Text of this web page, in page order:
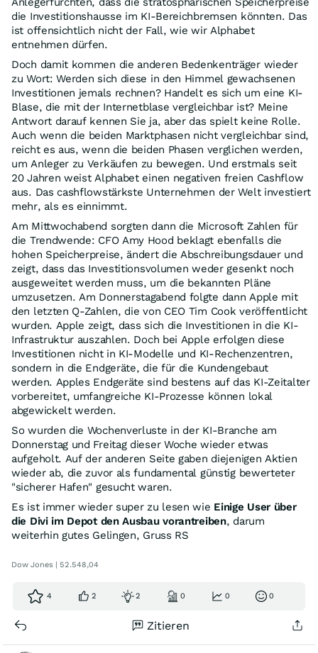
die Investitionshausse im KI-Bereichbremsen könnten. Das
ist offensichtlich nicht der Fall, wie wir Alphabet
entnehmen dürfen.
Doch damit kommen die anderen Bedenkenträger wieder
zu Wort: Werden sich diese in den Himmel gewachsenen
Investitionen jemals rechnen? Handelt es sich um eine KI-
Blase, die mit der Internetblase vergleichbar ist? Meine
Antwort darauf kennen Sie ja, aber das spielt keine Rolle.
Auch wenn die beiden Marktphasen nicht vergleichbar sind,
reicht es aus, wenn die beiden Phasen verglichen werden,
um Anleger zu Verkäufen zu bewegen. Und erstmals seit
20 Jahren weist Alphabet einen negativen freien Cashflow
aus. Das cashflowstärkste Unternehmen der Welt investiert
mehr, als es einnimmt.
Am Mittwochabend sorgten dann die Microsoft Zahlen für
die Trendwende: CFO Amy Hood beklagt ebenfalls die
hohen Speicherpreise, ändert die Abschreibungsdauer und
zeigt, dass das Investitionsvolumen weder gesenkt noch
ausgeweitet werden muss, um die bekannten Pläne
umzusetzen. Am Donnerstagabend folgte dann Apple mit
den letzten Q-Zahlen, die von CEO Tim Cook veröffentlicht
wurden. Apple zeigt, dass sich die Investitionen in die KI-
Infrastruktur auszahlen. Doch bei Apple erfolgen diese
Investitionen nicht in KI-Modelle und KI-Rechenzentren,
sondern in die Endgeräte, die für die Kundengebaut
werden. Apples Endgeräte sind bestens auf das KI-Zeitalter
vorbereitet, umfangreiche KI-Prozesse können lokal
abgewickelt werden.
So wurden die Wochenverluste in der KI-Branche am
Donnerstag und Freitag dieser Woche wieder etwas
aufgeholt. Auf der anderen Seite gaben diejenigen Aktien
wieder ab, die zuvor als fundamental günstig bewerteter
"sicherer Hafen" gesucht waren.
Es ist immer wieder super zu lesen wie Einige User über
die Divi im Depot den Ausbau vorantreiben, darum
weiterhin gutes Gelingen, Gruss RS
Dow Jones | 52.548,04
4 2 2 0 0 0
Zitieren